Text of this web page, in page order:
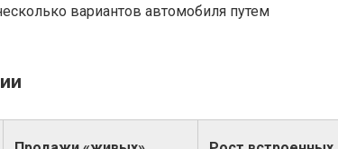
вариантов автомобиля путем